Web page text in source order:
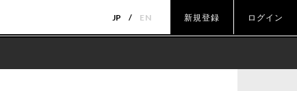
JP EN 新規登録 ログイン